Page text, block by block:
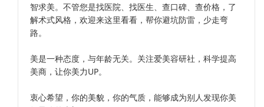
智求美。不管您是找医院、找医生、查口碑、查价格，了
解术式风格，欢迎来这里看看，帮你避坑防雷，少走弯
路。
美是一种态度，与年龄无关。关注爱美容研社，科学提高
美商，让你美力UP。
衷心希望，你的美貌，你的气质，能够成为别人发现你美